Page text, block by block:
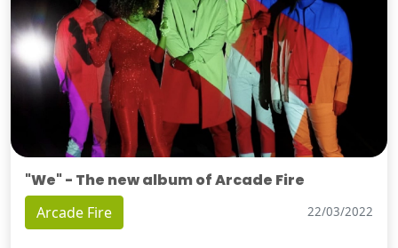
"We" - The new album of Arcade Fire
Arcade Fire 22/03/2022